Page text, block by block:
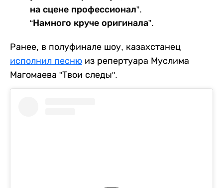
на сцене профессионал”.
“Намного круче оригинала”.
Ранее, в полуфинале шоу, казахстанец
исполнил песню из репертуара Муслима
Магомаева "Твои следы".